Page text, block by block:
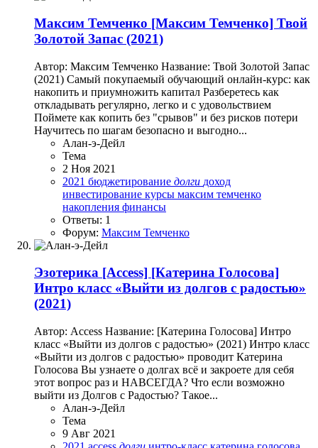
Максим Темченко [Максим Темченко] Твой
Золотой Запас (2021)
Автор: Максим Темченко Название: Твой Золотой Запас
(2021) Самый покупаемый обучающий онлайн-курс: как
накопить и приумножить капитал Разберетесь как
откладывать регулярно, легко и с удовольствием
Поймете как копить без "срывов" и без рисков потери
Научитесь по шагам безопасно и выгодно...
Алан-э-Дейл
Тема
2 Ноя 2021
2021 бюджетирование долги доход
инвестирование курсы максим темченко
накопления финансы
Ответы: 1
Форум: Максим Темченко
Эзотерика [Access] [Катерина Голосова]
Интро класс «Выйти из долгов с радостью»
(2021)
Автор: Access Название: [Катерина Голосова] Интро
класс «Выйти из долгов с радостью» (2021) Интро класс
«Выйти из долгов с радостью» проводит Катерина
Голосова Вы узнаете о долгах всё и закроете для себя
этот вопрос раз и НАВСЕГДА? Что если возможно
выйти из Долгов с Радостью? Такое...
Алан-э-Дейл
Тема
9 Авг 2021